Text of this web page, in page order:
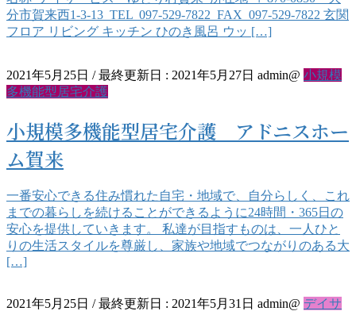
分市賀来西1-3-13 TEL 097-529-7822 FAX 097-529-7822 玄関
フロア リビング キッチン ひのき風呂 ウッ […]
2021年5月25日 / 最終更新日 : 2021年5月27日 admin@ 小規模
多機能型居宅介護
小規模多機能型居宅介護 アドニスホー
ム賀来
一番安心できる住み慣れた自宅・地域で、自分らしく、これ
までの暮らしを続けることができるように24時間・365日の
安心を提供していきます。 私達が目指すものは、一人ひと
りの生活スタイルを尊厳し、家族や地域でつながりのある大
[…]
2021年5月25日 / 最終更新日 : 2021年5月31日 admin@ デイサ